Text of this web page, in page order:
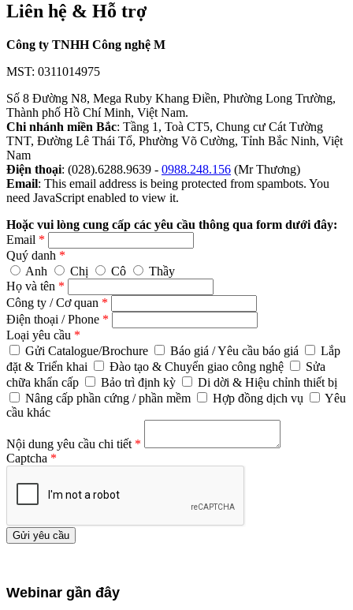
Liên hệ & Hỗ trợ
Công ty TNHH Công nghệ M
MST: 0311014975
Số 8 Đường N8, Mega Ruby Khang Điền, Phường Long Trường,
Thành phố Hồ Chí Minh, Việt Nam.
Chi nhánh miền Bắc: Tầng 1, Toà CT5, Chung cư Cát Tường
TNT, Đường Lê Thái Tổ, Phường Võ Cường, Tỉnh Bắc Ninh, Việt
Nam
Điện thoại: (028).6288.9639 - 0988.248.156 (Mr Thương)
Email: This email address is being protected from spambots. You
need JavaScript enabled to view it.
Hoặc vui lòng cung cấp các yêu cầu thông qua form dưới đây:
Email *
Quý danh *
Anh
Chị Cô
Thầy
Họ và tên *
Công ty / Cơ quan *
Điện thoại / Phone *
Loại yêu cầu *
Gửi Catalogue/Brochure
Báo giá / Yêu cầu báo giá
Lắp
đặt & Triển khai
Đào tạo & Chuyển giao công nghệ
Sửa
chữa khẩn cấp
Bảo trì định kỳ
Di dời & Hiệu chỉnh thiết bị
Nâng cấp phần cứng / phần mềm
Hợp đồng dịch vụ
Yêu
cầu khác
Nội dung yêu cầu chi tiết *
Captcha *
Gửi yêu cầu
Webinar gần đây